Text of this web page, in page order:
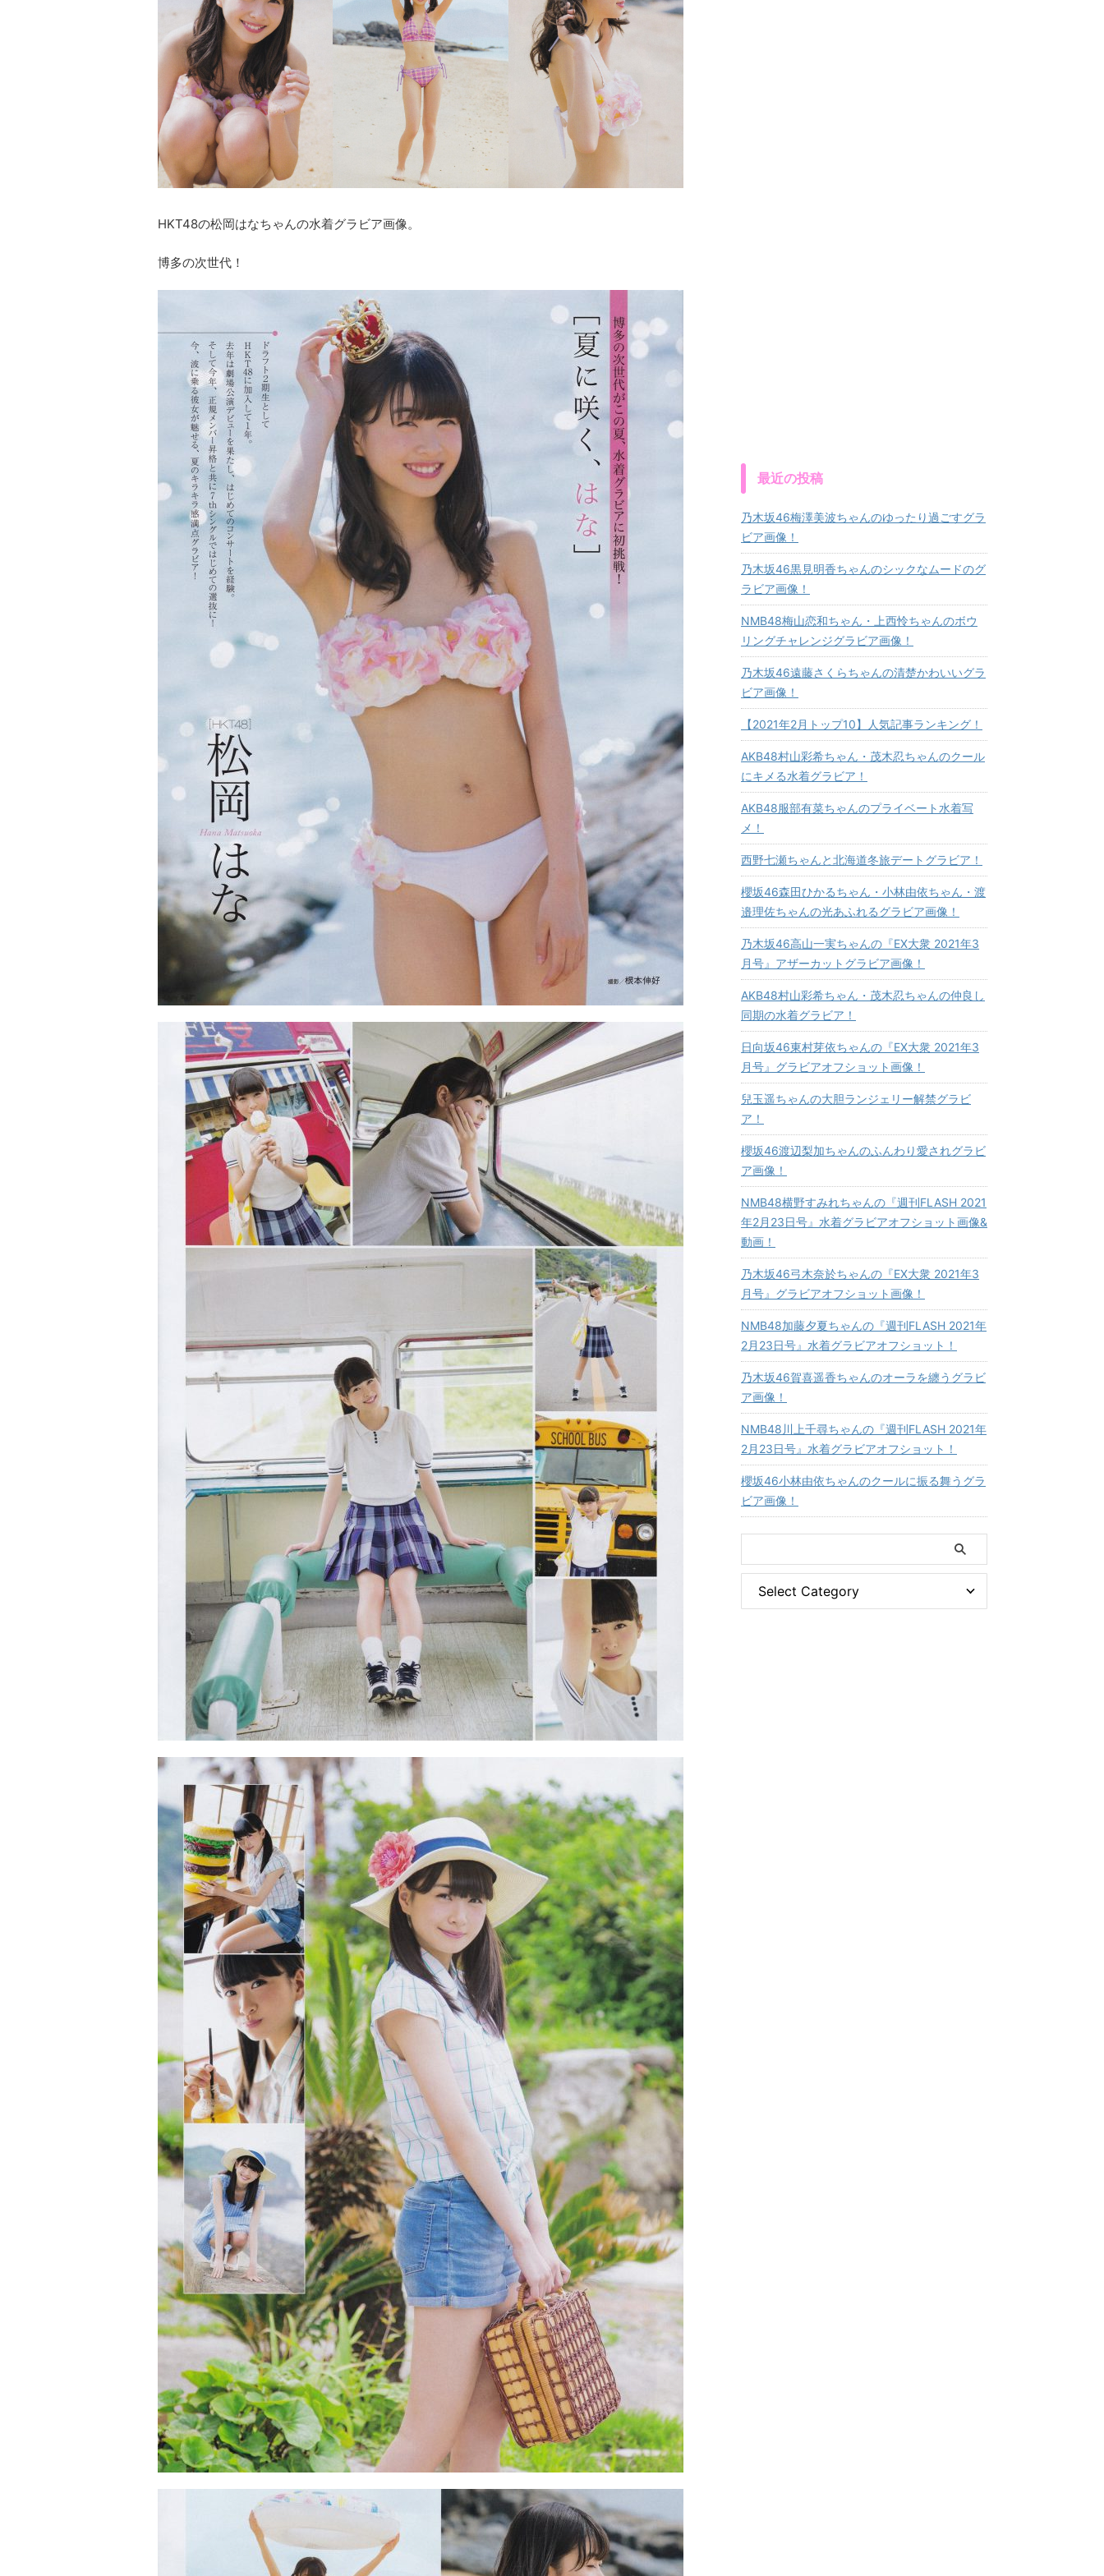
HKT48の松岡はなちゃんの水着グラビア画像。
博多の次世代！
最近の投稿
乃木坂46梅澤美波ちゃんのゆったり過ごすグラ
ビア画像！
乃木坂46黒見明香ちゃんのシックなムードのグ
ラビア画像！
NMB48梅山恋和ちゃん・上西怜ちゃんのボウ
リングチャレンジグラビア画像！
乃木坂46遠藤さくらちゃんの清楚かわいいグラ
ビア画像！
【2021年2月トップ10】人気記事ランキング！
AKB48村山彩希ちゃん・茂木忍ちゃんのクール
にキメる水着グラビア！
AKB48服部有菜ちゃんのプライベート水着写
メ！
西野七瀬ちゃんと北海道冬旅デートグラビア！
櫻坂46森田ひかるちゃん・小林由依ちゃん・渡
邉理佐ちゃんの光あふれるグラビア画像！
乃木坂46高山一実ちゃんの『EX大衆 2021年3
月号』アザーカットグラビア画像！
AKB48村山彩希ちゃん・茂木忍ちゃんの仲良し
同期の水着グラビア！
日向坂46東村芽依ちゃんの『EX大衆 2021年3
月号』グラビアオフショット画像！
兒玉遥ちゃんの大胆ランジェリー解禁グラビ
ア！
櫻坂46渡辺梨加ちゃんのふんわり愛されグラビ
ア画像！
NMB48横野すみれちゃんの『週刊FLASH 2021
年2月23日号』水着グラビアオフショット画像&
動画！
乃木坂46弓木奈於ちゃんの『EX大衆 2021年3
月号』グラビアオフショット画像！
NMB48加藤夕夏ちゃんの『週刊FLASH 2021年
2月23日号』水着グラビアオフショット！
乃木坂46賀喜遥香ちゃんのオーラを纏うグラビ
ア画像！
NMB48川上千尋ちゃんの『週刊FLASH 2021年
2月23日号』水着グラビアオフショット！
櫻坂46小林由依ちゃんのクールに振る舞うグラ
ビア画像！